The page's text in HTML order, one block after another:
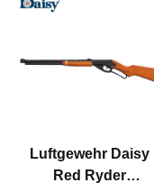
Luftgewehr Daisy
Red Ryder